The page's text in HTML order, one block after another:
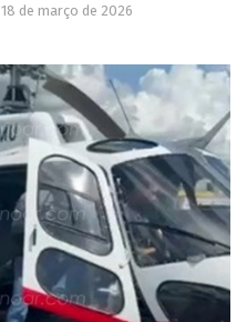
18 de março de 2026